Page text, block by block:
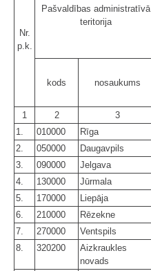
Nr.
p.k.
Pašvaldības administratīvā
teritorija
kods nosaukums
1 2 3
1.
010000 Rīga
2.
050000 Daugavpils
3.
090000 Jelgava
4.
130000 Jūrmala
5.
170000 Liepāja
6.
210000 Rēzekne
7.
270000 Ventspils
8.
320200
Aizkraukles
novads